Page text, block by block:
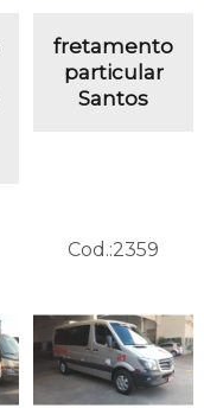
fretamento
particular
Santos
Cod.:2359